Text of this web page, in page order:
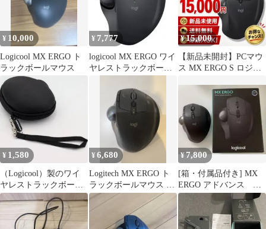
¥ 10,000
Logicool MX ERGO ト
ラックボールマウス
¥ 7,777
logicool MX ERGO ワイ
ヤレストラックボール
¥15,000
【新品未開封】PCマウ
ス MX ERGO S ロジク
¥ 1,580
（Logicool）製のワイ
ヤレストラックボール
マウス「MX ERGO」ケ
ース
¥6,680
Logitech MX ERGO ト
ラックボールマウス 本
体 定価17800円
¥7,800
[箱・付属品付き] MX
ERGO アドバンス ワ
イヤレス トラックボ